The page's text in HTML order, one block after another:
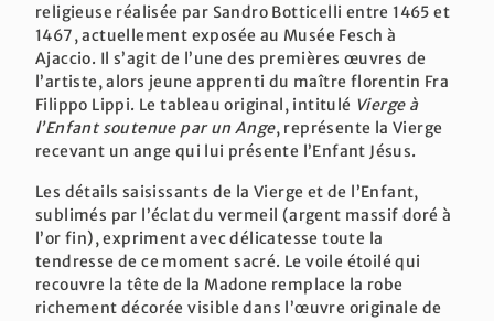
religieuse réalisée par Sandro Botticelli entre 1465 et
1467, actuellement exposée au Musée Fesch à
Ajaccio. Il s’agit de l’une des premières œuvres de
l’artiste, alors jeune apprenti du maître florentin Fra
Filippo Lippi. Le tableau original, intitulé Vierge à
l’Enfant soutenue par un Ange, représente la Vierge
recevant un ange qui lui présente l’Enfant Jésus.
Les détails saisissants de la Vierge et de l’Enfant,
sublimés par l’éclat du vermeil (argent massif doré à
l’or fin), expriment avec délicatesse toute la
tendresse de ce moment sacré. Le voile étoilé qui
recouvre la tête de la Madone remplace la robe
richement décorée visible dans l’œuvre originale de